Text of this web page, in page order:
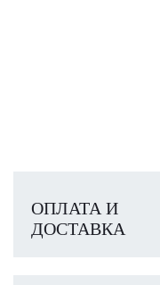
ОПЛАТА И
ДОСТАВКА